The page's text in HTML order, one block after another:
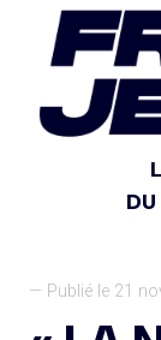
— Publié le 21